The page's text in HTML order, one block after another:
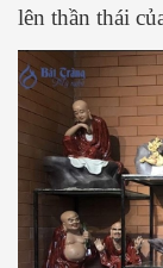
lên thần thái